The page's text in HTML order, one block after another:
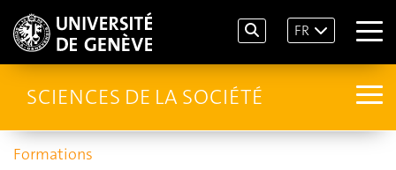
FR
SCIENCES DE LA SOCIÉTÉ
Formations